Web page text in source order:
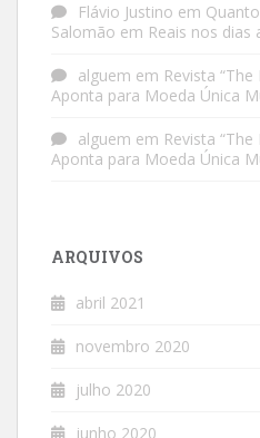
Flávio Justino em
Salomão em Reais nos dias
alguem em Revista
Aponta para Moeda Única
alguem em Revista
Aponta para Moeda Única
ARQUIVOS
abril 2021
novembro 2020
julho 2020
junho 2020